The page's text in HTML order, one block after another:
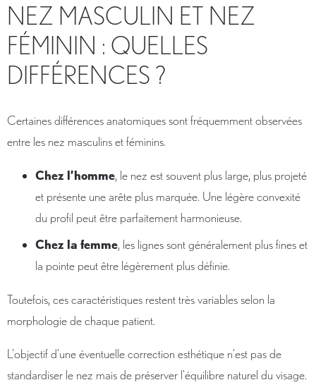
NEZ MASCULIN ET NEZ
FÉMININ : QUELLES
DIFFÉRENCES ?
Certaines différences anatomiques sont fréquemment observées
entre les nez masculins et féminins.
Chez l’homme, le nez est souvent plus large, plus projeté
et présente une arête plus marquée. Une légère convexité
du profil peut être parfaitement harmonieuse.
Chez la femme, les lignes sont généralement plus fines et
la pointe peut être légèrement plus définie.
Toutefois, ces caractéristiques restent très variables selon la
morphologie de chaque patient.
L’objectif d’une éventuelle correction esthétique n’est pas de
standardiser le nez mais de préserver l’équilibre naturel du visage.